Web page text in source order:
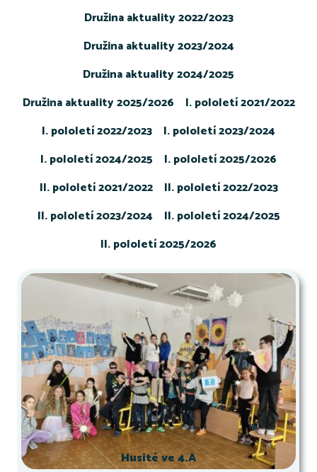
Družina aktuality 2022/2023
Družina aktuality 2023/2024
Družina aktuality 2024/2025
Družina aktuality 2025/2026
I. pololetí 2021/2022
I. pololetí 2022/2023
I. pololetí 2023/2024
I. pololetí 2024/2025
I. pololetí 2025/2026
II. pololetí 2021/2022
II. pololetí 2022/2023
II. pololetí 2023/2024
II. pololetí 2024/2025
II. pololetí 2025/2026
Husité ve 4.A